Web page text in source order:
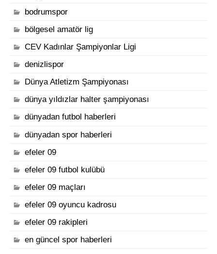
bodrumspor
bölgesel amatör lig
CEV Kadınlar Şampiyonlar Ligi
denizlispor
Dünya Atletizm Şampiyonası
dünya yıldızlar halter şampiyonası
dünyadan futbol haberleri
dünyadan spor haberleri
efeler 09
efeler 09 futbol kulübü
efeler 09 maçları
efeler 09 oyuncu kadrosu
efeler 09 rakipleri
en güncel spor haberleri